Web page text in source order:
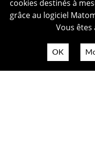
cookies destinés à
grâce au logiciel
Vous
OK